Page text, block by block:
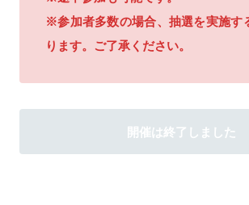
※参加者多数の場合、抽選を実施す
ります。ご了承ください。
開催は終了しました